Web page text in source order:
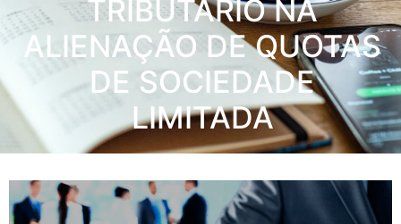
TRIBUTÁRIO NA
ALIENAÇÃO DE QUOTAS
DE SOCIEDADE
LIMITADA